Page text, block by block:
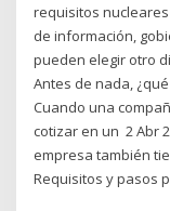
requisitos
de información,
pueden elegir otro
Antes de nada,
Cuando una
cotizar en un 2 Abr
empresa también
Requisitos y pasos